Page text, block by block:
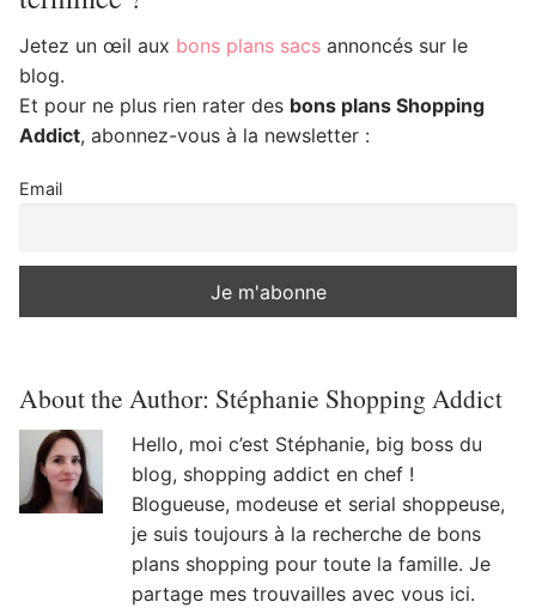
Jetez un œil aux bons plans sacs annoncés sur le
blog.
Et pour ne plus rien rater des bons plans Shopping
Addict, abonnez-vous à la newsletter :
Email
About the Author: Stéphanie Shopping Addict
Hello, moi c’est Stéphanie, big boss du
blog, shopping addict en chef !
Blogueuse, modeuse et serial shoppeuse,
je suis toujours à la recherche de bons
plans shopping pour toute la famille. Je
partage mes trouvailles avec vous ici.